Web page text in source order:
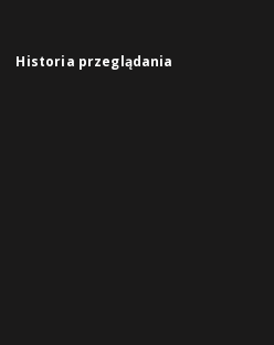
Historia przeglądania